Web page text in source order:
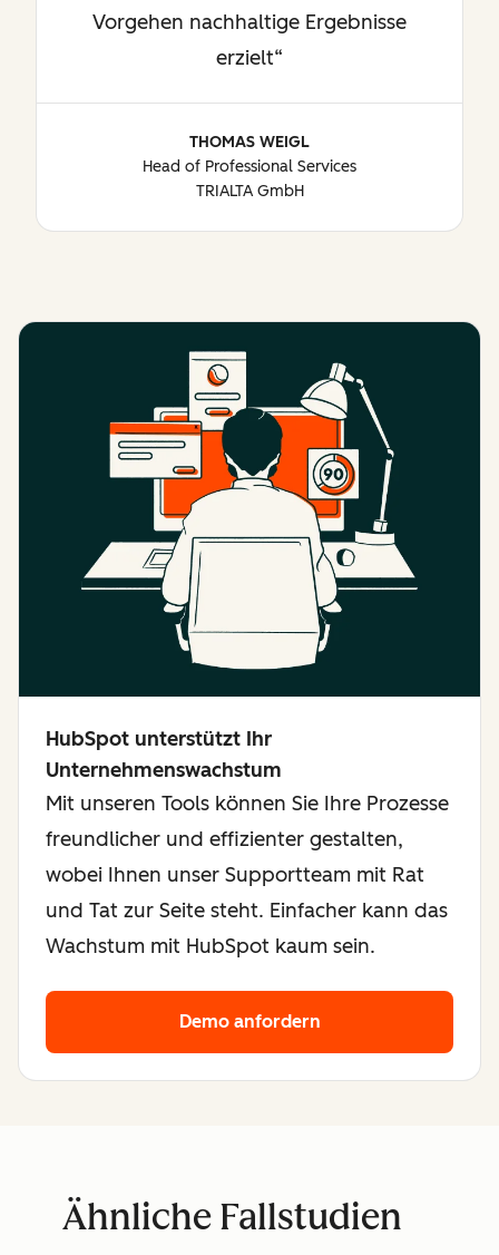
Vorgehen nachhaltige Ergebnisse
erzielt
THOMAS WEIGL
Head of Professional Services
TRIALTA GmbH
HubSpot unterstützt Ihr
Unternehmenswachstum
Mit unseren Tools können Sie Ihre Prozesse
freundlicher und effizienter gestalten,
wobei Ihnen unser Supportteam mit Rat
und Tat zur Seite steht. Einfacher kann das
Wachstum mit HubSpot kaum sein.
Demo anfordern
Ähnliche Fallstudien